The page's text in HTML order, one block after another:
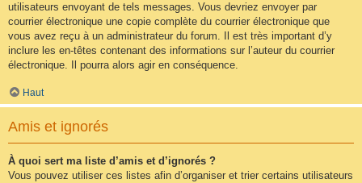
utilisateurs envoyant de tels messages. Vous devriez envoyer par
courrier électronique une copie complète du courrier électronique que
vous avez reçu à un administrateur du forum. Il est très important d’y
inclure les en-têtes contenant des informations sur l’auteur du courrier
électronique. Il pourra alors agir en conséquence.
Haut
Amis et ignorés
À quoi sert ma liste d’amis et d’ignorés ?
Vous pouvez utiliser ces listes afin d’organiser et trier certains utilisateurs